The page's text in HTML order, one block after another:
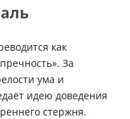
как
За
ума и
идею доведения
стержня.